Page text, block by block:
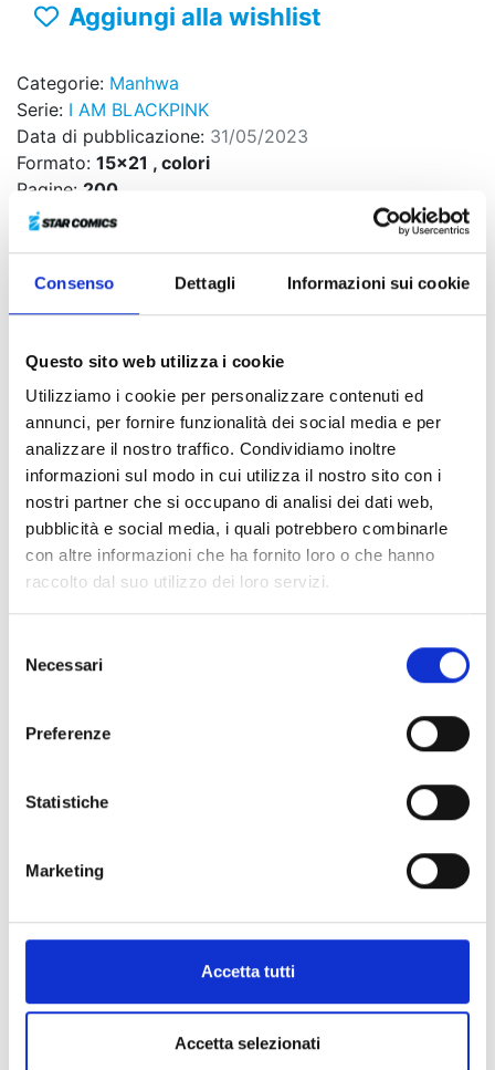
Consenso Dettagli Informazioni sui cookie
Questo sito web utilizza i cookie
Utilizziamo i cookie per personalizzare contenuti ed
annunci, per fornire funzionalità dei social media e per
analizzare il nostro traffico. Condividiamo inoltre
informazioni sul modo in cui utilizza il nostro sito con i
nostri partner che si occupano di analisi dei dati web,
pubblicità e social media, i quali potrebbero combinarle
con altre informazioni che ha fornito loro o che hanno
raccolto dal suo utilizzo dei loro servizi.
delNecessari
Preferenze
Statistiche
Marketing
Accetta tutti
Accetta selezionati
Aggiungi alla wishlist
Categorie: Manhwa
Serie: I AM BLACKPINK
Data di pubblicazione: 31/05/2023
Formato: 15x21 , colori
Pagine: 200
Brossurato
ALLA BAND FEMMINILE
SUDCOREANA DAL SUCCESSO
MONDIALE!
Le Blackpink dimostrano di essere un gruppo di livello
planetario attraverso le loro performance di forte
impatto, rifiutando di considerarsi solo e
semplicemente adorabili come il colore rosa. Venite a
scoprire la loro storia dal momento del debutto fino
al mondo e la prima girl band del k-pop a entrare nella
Se ti è piaciuto prova anche: